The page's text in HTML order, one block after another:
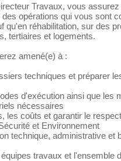
Travaux, vous assurez
opérations qui vous sont
qu'en réhabilitation, sur des
tertiaires et logements.
amené(e) à :
techniques et préparer
d'exécution ainsi que les
nécessaires
les coûts et garantir le
et Environnement
technique, administrative et
travaux et l'ensemble